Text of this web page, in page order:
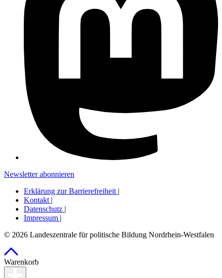
Newsletter abonnieren
Erklärung zur Barrierefreiheit |
Kontakt |
Datenschutz |
Impressum |
© 2026 Landeszentrale für politische Bildung Nordrhein-Westfalen
Warenkorb